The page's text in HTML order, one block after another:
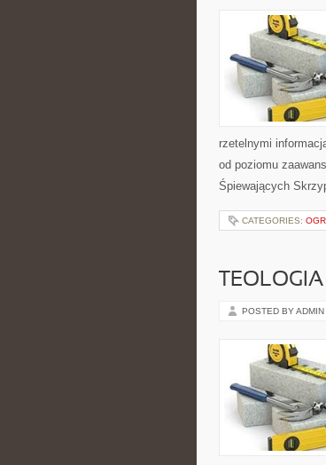
rzetelnymi
od poziomu
Śpiewających
CATEGORIES:
POSTED BY ADMIN